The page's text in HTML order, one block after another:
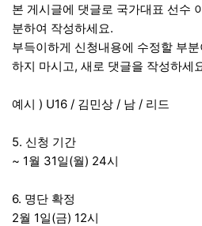
본 게시글에 댓글로 국가대표 선수
분하여 작성하세요.
부득이하게 신청내용에 수정할 부
하지 마시고, 새로 댓글을 작성하세
예시 ) U16 / 김민상 / 남 / 리드
5. 신청 기간
~ 1월 31일(월) 24시
6. 명단 확정
2월 1일(금) 12시